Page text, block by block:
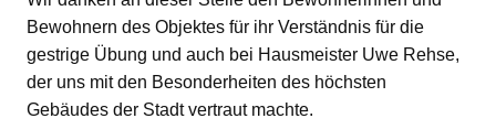
Bewohnern des Objektes für ihr Verständnis für die
gestrige Übung und auch bei Hausmeister Uwe Rehse,
der uns mit den Besonderheiten des höchsten
Gebäudes der Stadt vertraut machte.